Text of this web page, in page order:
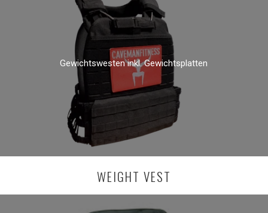
Gewichtswesten inkl. Gewichtsplatten
WEIGHT VEST